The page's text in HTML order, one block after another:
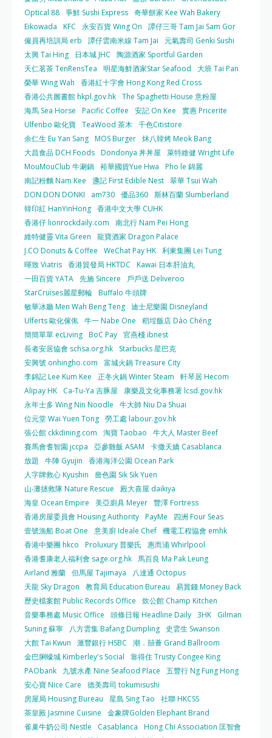
Optical 88 爭鮮 Sushi Express 奇華餅家 Kee Wah Bakery
Eikowada
KFC 永安百貨 Wing On
譚仔三哥 Tam Jai Sam Gor
僱員再培訓局 erb
譚仔雲南米線 Tam Jai
元氣壽司 Genki Sushi
太興 Tai Hing
日本城 JHC
陶源酒家 Sportful Garden
天仁茗茶 TenRensTea
明星海鮮酒家Star Seafood
大班 Tai Pan
榮華 Wing Wah
香港紅十字會 Hong Kong Red Cross
香港公共圖書館 hkpl.gov.hk The Spaghetti House 意粉屋
海馬 Sea Horse
Pacific Coffee 安記 On Kee
實惠 Pricerite
Ulfenbo 歐化寶 TeaWood 茶木 千色Citistore
余仁生 Eu Yan Sang MOS Burger 炑八韓烤 Meok Bang
大昌食品 DCH Foods Dondonya 丼丼屋
萊特維健 Wright Life
MouMouClub 牛涮鍋 裕華國貨Yue Hwa
Pho le 錦麗
南記粉麵 Nam Kee
盞記 First Edible Nest 翠華 Tsui Wah
DON DON DONKI
am730 優品360 斯林百蘭 Slumberland
韓印紅 HanYinHong 香港中文大學 CUHK
香港仔 lionrockdaily.com
南北行 Nam Pei Hong
維特健靈 Vita Green
龍寶酒家 Dragon Palace
J.CO Donuts & Coffee
WeChat Pay HK 利東集團 Lei Tung
暉致 Viatris 香港貿發局 HKTDC
Kawai 日本肝油丸
一田百貨 YATA 先施 Sincere
戶戶送 Deliveroo
StarCruises麗星郵輪 Buffalo 牛頭牌
敏華冰廳 Men Wah Beng Teng 迪士尼樂園 Disneyland
Ulferts 歐化傢俬 牛一 Nabe One
稻埕飯店 Dào Chéng
簡簡單單 ecLiving BoC Pay 官燕棧 ibnest
長者安居協會 schsa.org.hk
Starbucks 星巴克
安興號 onhingho.com
富城火鍋 Treasure City
李錦記 Lee Kum Kee
正冬火鍋 Winter Steam
軒琴居 Hecom
Alipay HK
Ca-Tu-Ya 吉豚屋
康樂及文化事務署 lcsd.gov.hk
永年士多 Wing Nin Noodle
牛大帥 Niu Da Shuai
位元堂 Wai Yuen Tong 勞工處 labour.gov.hk
張公館 ckkdining.com
淘寶 Taobao
牛大人 Master Beef
賽馬會耆智園 jccpa
亞參雞飯 ASAM
卡撒天嬌 Casablanca
放題
牛陣 Gyujin
香港海洋公園 Ocean Park
人字牌救心 Kyushin
嗇色園 Sik Sik Yuen
山‧灘拯救隊 Nature Rescue
殿大喜屋 daikiya
海皇 Ocean Empire
美亞廚具 Meyer 豐澤 Fortress
香港房屋委員會 Housing Authority PayMe
四洲 Four Seas
壹號漁船 Boat One
意美廚 Ideale Chef 機電工程協會 emhk
香港中樂團 hkco
Proluxury 普樂氏
惠而浦 Whirlpool
香港耆康老人福利會 sage.org.hk 馬百良 Ma Pak Leung
Airland 雅蘭 但馬屋 Tajimaya
八達通 Octopus
天龍 Sky Dragon
教育局 Education Bureau
易賞錢 Money Back
歷史檔案館 Public Records Office
炊公館 Champ Kitchen
音樂事務處 Music Office
頭條日報 Headline Daily 3HK
Gilman
Suning 蘇寧
八方雲集 Bafang Dumpling
史雲生 Swanson
大館 Tai Kwun
滙豐銀行 HSBC
潮．囍薈 Grand Ballroom
金巴脷蠔城 Kimberley's Social
靠得住 Trusty Congee King
PAObank
九號水產 Nine Seafood Place
五豐行 Ng Fung Hong
安心寶 Nice Care
德美壽司 tokumisushi
房屋局 Housing Bureau
星島 Sing Tao
社聯 HKCSS
茶皇殿 Jasmine Cuisine
金象牌Golden Elephant Brand
雀巢牛奶公司 Nestle
Casablanca
Hong Chi Association 匡智會